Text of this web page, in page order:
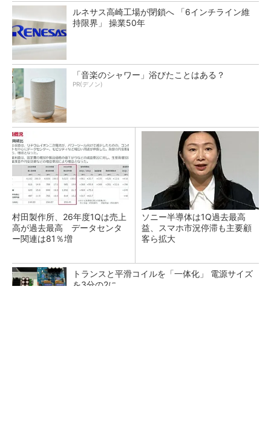
ルネサス高崎工場が閉鎖へ 「6インチライン維
持限界」 操業50年
「音楽のシャワー」浴びたことはある？
PR(デノン)
村田製作所、26年度1Qは売上
高が過去最高 データセンタ
ー関連は81％増
ソニー半導体は1Q過去最高
益、スマホ市況停滞も主要顧
客ら拡大
トランスと平滑コイルを「一体化」 電源サイズ
を3分の2に